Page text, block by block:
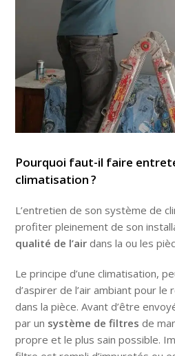
Pourquoi faut-il faire
climatisation ?
L’entretien de son système de
profiter pleinement de son
qualité de l’air dans la ou les
Le principe d’une climatisation,
d’aspirer de l’air ambiant pour
dans la pièce. Avant d’être
par un système de filtres de
propre et le plus sain possible.